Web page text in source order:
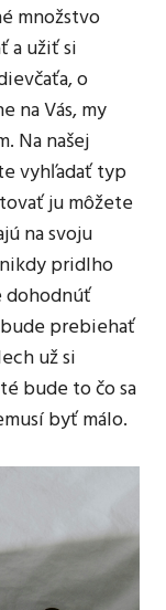
množstvo
a užiť si
o
na Vás, my
Na našej
vyhľadať typ
ju môžete
na svoju
pridlho
dohodnúť
prebiehať
už si
bude to čo sa
byť málo.